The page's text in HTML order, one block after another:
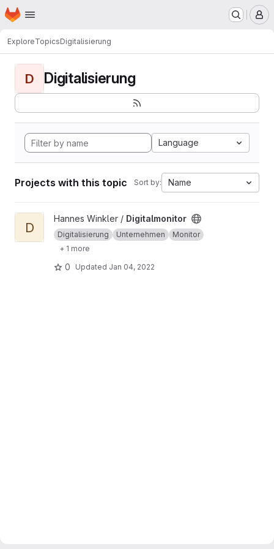
Skip to main content
Homepage
ExploreTopicsDigitalisierung
D Digitalisierung
Language
Projects with this topic Sort by: Name
View Digitalmonitor project
D
Hannes Winkler / Digitalmonitor
Digitalisierung Unternehmen
Monitor
+ 1 more
0 Updated Jan 04, 2022